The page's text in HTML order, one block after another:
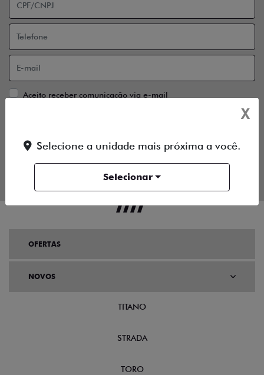
Aceito receber comunicação via e-mail
OFERTAS
NOVOS
TITANO
STRADA
TORO
X
Selecione a unidade mais próxima a você.
Selecionar